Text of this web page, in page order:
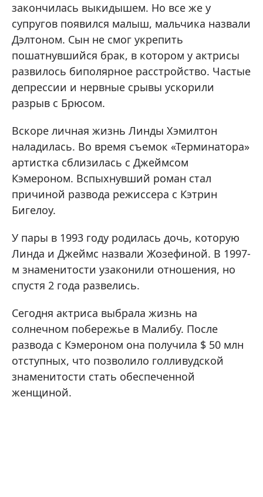
закончилась выкидышем. Но все же у
супругов появился малыш, мальчика назвали
Дэлтоном. Сын не смог укрепить
пошатнувшийся брак, в котором у актрисы
развилось биполярное расстройство. Частые
депрессии и нервные срывы ускорили
разрыв с Брюсом.
Вскоре личная жизнь Линды Хэмилтон
наладилась. Во время съемок «Терминатора»
артистка сблизилась с Джеймсом
Кэмероном. Вспыхнувший роман стал
причиной развода режиссера с Кэтрин
Бигелоу.
У пары в 1993 году родилась дочь, которую
Линда и Джеймс назвали Жозефиной. В 1997-
м знаменитости узаконили отношения, но
спустя 2 года развелись.
Сегодня актриса выбрала жизнь на
солнечном побережье в Малибу. После
развода с Кэмероном она получила $ 50 млн
отступных, что позволило голливудской
знаменитости стать обеспеченной
женщиной.